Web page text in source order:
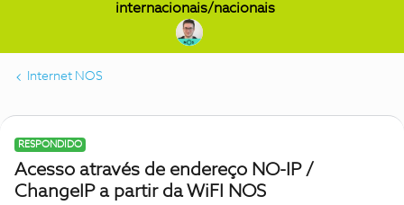
internacionais/nacionais
Internet NOS
RESPONDIDO
Acesso através de endereço NO-IP /
ChangeIP a partir da WiFI NOS